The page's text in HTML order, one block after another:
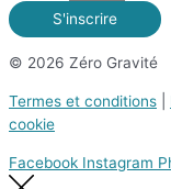
S'inscrire
© 2026 Zéro Gravité
Termes et conditions
cookie
Facebook Instagram